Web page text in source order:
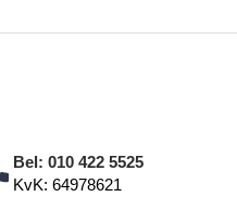
Bel: 010 422 5525
KvK: 64978621